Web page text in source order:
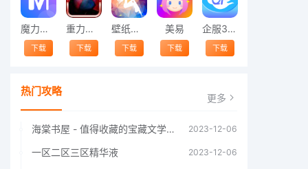
魔力相册
下载
重力平衡球
下载
壁纸精灵
下载
美易
下载
企服365
下载
热门攻略 更多
海棠书屋 - 值得收藏的宝藏文学小说阅读，海棠线上文学城官方网站登录入口 2023-12-06
一区二区三区精华液 2023-12-06